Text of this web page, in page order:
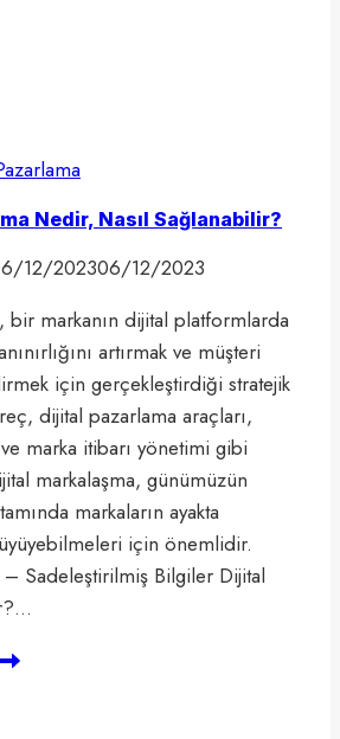
Nedir, Nasıl Sağlanabilir?
12/202306/12/2023
bir markanın dijital platformlarda
artırmak ve müşteri
için gerçekleştirdiği stratejik
dijital pazarlama araçları,
marka itibarı yönetimi gibi
markalaşma, günümüzün
markaların ayakta
için önemlidir.
– Sadeleştirilmiş Bilgiler Dijital